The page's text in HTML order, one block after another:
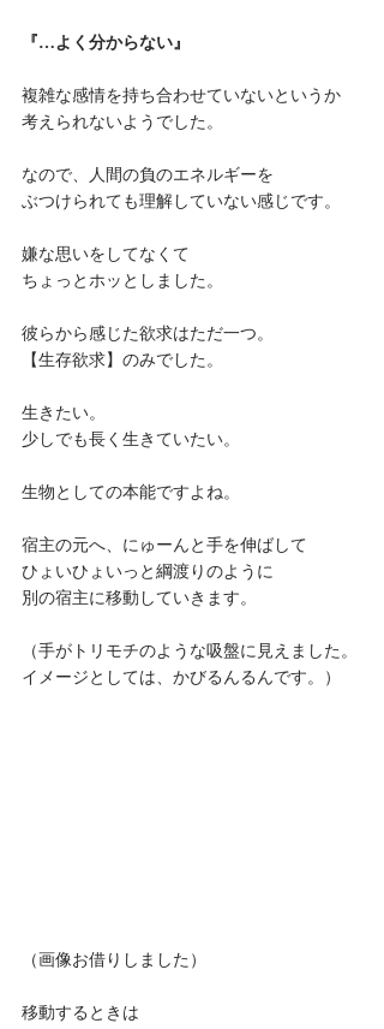
『…よく分からない』
複雑な感情を持ち合わせていないというか
考えられないようでした。
なので、人間の負のエネルギーを
ぶつけられても理解していない感じです。
嫌な思いをしてなくて
ちょっとホッとしました。
彼らから感じた欲求はただ一つ。
【生存欲求】のみでした。
生きたい。
少しでも長く生きていたい。
生物としての本能ですよね。
宿主の元へ、にゅーんと手を伸ばして
ひょいひょいっと綱渡りのように
別の宿主に移動していきます。
（手がトリモチのような吸盤に見えました。
イメージとしては、かびるんるんです。）
（画像お借りしました）
移動するときは